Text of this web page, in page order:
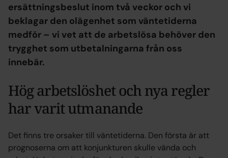
ersättningsbeslut inom två veckor och vi
beklagar den olägenhet som väntetiderna
medför – vi vet att de arbetslösa behöver den
trygghet som utbetalningarna från oss
innebär.
Hög arbetslöshet och nya regler
har varit utmanande
Det finns tre orsaker till väntetiderna. Den första är att
prognoserna om att konjunkturen skulle vända och